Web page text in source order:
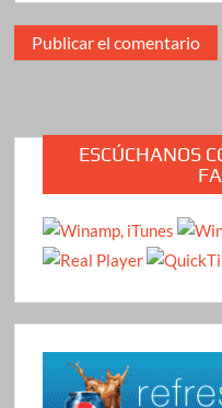
ESCÚCHANOS